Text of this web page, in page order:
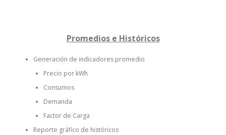
Promedios e Históricos
Generación de indicadores promedio
Precio por kWh
Consumos
Demanda
Factor de Carga
Reporte gráfico de históricos